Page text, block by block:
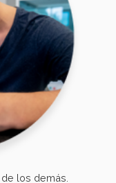
los demás.